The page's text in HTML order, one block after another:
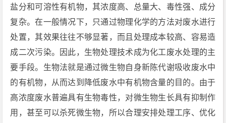
盐分和可溶性有机物，其浓度高、总量大、毒性强、成分
复杂。在一般情况下，只通过物理化学的方法对废水进行
处置，其效果往往不够显著，而且处理成本较高、容易造
成二次污染。因此，生物处理技术成为化工废水处理的主
要手段。生物法就是通过微生物自身新陈代谢吸收废水中
的有机物，从而达到降低废水中有机物含量的目的。由于
高浓度废水普遍具有生物毒性，对微生物生长具有抑制作
用，甚至可以杀死微生物，所以合理安排处理工序、优化